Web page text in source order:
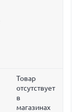
Товар
отсутствует
в
магазинах